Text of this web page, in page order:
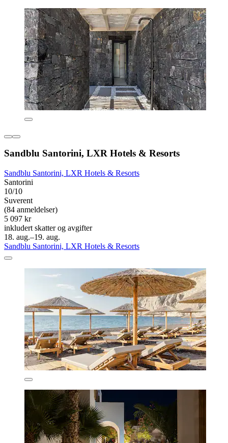
Sandblu Santorini, LXR Hotels & Resorts
Sandblu Santorini, LXR Hotels & Resorts
Santorini
10/10
Suverent
(84 anmeldelser)
5 097 kr
inkludert skatter og avgifter
18. aug.–19. aug.
Sandblu Santorini, LXR Hotels & Resorts